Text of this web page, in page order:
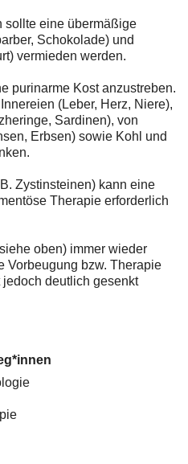
sollte eine übermäßige
Schokolade) und
vermieden werden.
purinarme Kost anzustreben.
(Leber, Herz, Niere),
Sardinen), von
Erbsen) sowie Kohl und
Zystinsteinen) kann eine
Therapie erforderlich
oben) immer wieder
Vorbeugung bzw. Therapie
deutlich gesenkt